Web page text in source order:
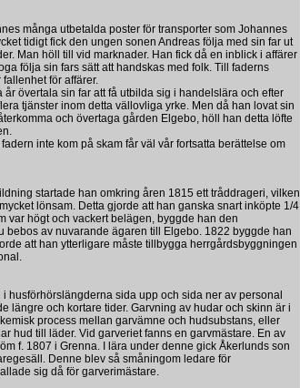
många utbetalda poster för transporter som Johannes
tidigt fick den ungen sonen Andreas följa med sin far ut
Man höll till vid marknader. Han fick då en inblick i affärer
följa sin fars sätt att handskas med folk. Till faderns
för affärer.
år övertala sin far att få utbilda sig i handelslära och efter
tjänster inom detta vällovliga yrke. Men då han lovat sin
och övertaga gården Elgebo, höll han detta löfte
inte kom på skam får väl vår fortsatta berättelse om
startade han omkring åren 1815 ett tråddrageri, vilken
lönsam. Detta gjorde att han ganska snart inköpte 1/4
var högt och vackert belägen, byggde han den
bebos av nuvarande ägaren till Elgebo. 1822 byggde han
att han ytterligare måste tillbygga herrgårdsbyggningen
i husförhörslängderna sida upp och sida ner av personal
längre och kortare tider. Garvning av hudar och skinn är i
process mellan garvämne och hudsubstans, eller
hud till läder. Vid garveriet fanns en garvmästare. En av
f. 1807 i Grenna. I lära under denne gick Åkerlunds son
Denne blev så småningom ledare för
sig då för garverimästare.